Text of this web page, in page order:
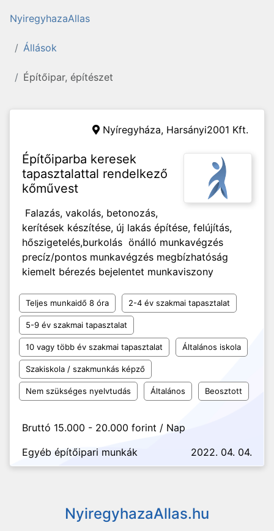
NyiregyhazaAllas
Állások
Építőipar, építészet
Nyíregyháza, Harsányi2001 Kft.
Építőiparba keresek
tapasztalattal rendelkező
kőművest
Falazás, vakolás, betonozás,
kerítések készítése, új lakás építése, felújítás,
hőszigetelés,burkolás önálló munkavégzés
precíz/pontos munkavégzés megbízhatóság
kiemelt bérezés bejelentet munkaviszony
Teljes munkaidő 8 óra 2-4 év szakmai tapasztalat
5-9 év szakmai tapasztalat
10 vagy több év szakmai tapasztalat Általános iskola
Szakiskola / szakmunkás képző
Nem szükséges nyelvtudás Általános Beosztott
Bruttó 15.000 - 20.000 forint / Nap
Egyéb építőipari munkák
2022. 04. 04.
NyiregyhazaAllas.hu